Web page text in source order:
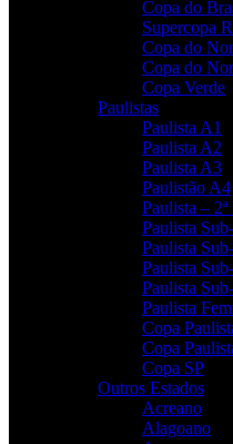
Copa do
Supercopa
Copa do
Copa do
Copa Verde
Paulistas
Paulista A1
Paulista A2
Paulista A3
Paulistão A4
Paulista –
Paulista
Paulista
Paulista
Paulista
Paulista
Copa
Copa
Copa SP
Outros Estados
Acreano
Alagoano